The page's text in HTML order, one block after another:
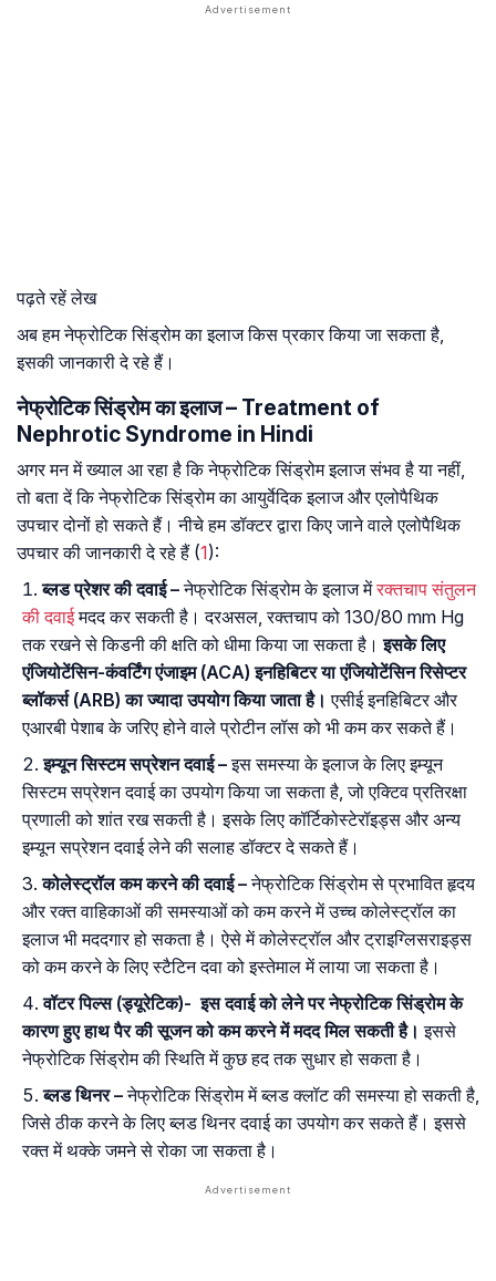
पढ़ते रहें लेख
अब हम नेफ्रोटिक सिंड्रोम का इलाज किस प्रकार किया जा सकता है,
इसकी जानकारी दे रहे हैं।
नेफ्रोटिक सिंड्रोम का इलाज – Treatment of
Nephrotic Syndrome in Hindi
अगर मन में ख्याल आ रहा है कि नेफ्रोटिक सिंड्रोम इलाज संभव है या नहीं,
तो बता दें कि नेफ्रोटिक सिंड्रोम का आयुर्वेदिक इलाज और एलोपैथिक
उपचार दोनों हो सकते हैं। नीचे हम डॉक्टर द्वारा किए जाने वाले एलोपैथिक
उपचार की जानकारी दे रहे हैं (1):
ब्लड प्रेशर की दवाई –नेफ्रोटिक सिंड्रोम के इलाज मेंरक्तचाप संतुलन
की दवाईमदद कर सकती है। दरअसल, रक्तचाप को 130/80 mm Hg
तक रखने से किडनी की क्षति को धीमा किया जा सकता है। इसके लिए
एंजियोटेंसिन-कंवर्टिंग एंजाइम (ACA) इनहिबिटर या एंजियोटेंसिन रिसेप्टर
ब्लॉकर्स (ARB) का ज्यादा उपयोग किया जाता है। एसीई इनहिबिटर और
एआरबी पेशाब के जरिए होने वाले प्रोटीन लॉस को भी कम कर सकते हैं।
इम्यून सिस्टम सप्रेशन दवाई –इस समस्या के इलाज के लिए इम्यून
सिस्टम सप्रेशन दवाई का उपयोग किया जा सकता है, जो एक्टिव प्रतिरक्षा
प्रणाली को शांत रख सकती है। इसके लिए कॉर्टिकोस्टेरॉइड्स और अन्य
इम्यून सप्रेशन दवाई लेने की सलाह डॉक्टर दे सकते हैं।
कोलेस्ट्रॉल कम करने की दवाई –नेफ्रोटिक सिंड्रोम से प्रभावित हृदय
और रक्त वाहिकाओं की समस्याओं को कम करने में उच्च कोलेस्ट्रॉल का
इलाज भी मददगार हो सकता है। ऐसे में कोलेस्ट्रॉल और ट्राइग्लिसराइड्स
को कम करने के लिए स्टैटिन दवा को इस्तेमाल में लाया जा सकता है।
वॉटर पिल्स (ड्यूरेटिक)- इस दवाई को लेने पर नेफ्रोटिक सिंड्रोम के
कारण हुए हाथ पैर की सूजन को कम करने में मदद मिल सकती है। इससे
नेफ्रोटिक सिंड्रोम की स्थिति में कुछ हद तक सुधार हो सकता है।
ब्लड थिनर –नेफ्रोटिक सिंड्रोम में ब्लड क्लॉट की समस्या हो सकती है,
जिसे ठीक करने के लिए ब्लड थिनर दवाई का उपयोग कर सकते हैं। इससे
रक्त में थक्के जमने से रोका जा सकता है।